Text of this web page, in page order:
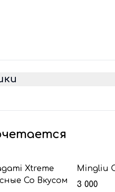
Xtreme
Со Вкусом
Mingliu
3 000